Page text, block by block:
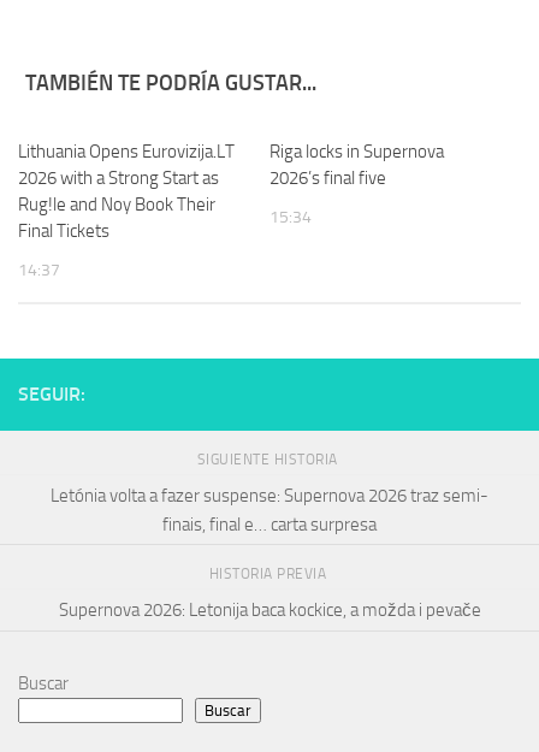
TAMBIÉN TE PODRÍA GUSTAR...
Lithuania Opens Eurovizija.LT
2026 with a Strong Start as
Rug!le and Noy Book Their
Final Tickets
14:37
Riga locks in Supernova
2026’s final five
15:34
SEGUIR:
SIGUIENTE HISTORIA
Letónia volta a fazer suspense: Supernova 2026 traz semi-
finais, final e… carta surpresa
HISTORIA PREVIA
Supernova 2026: Letonija baca kockice, a možda i pevače
Buscar
Buscar